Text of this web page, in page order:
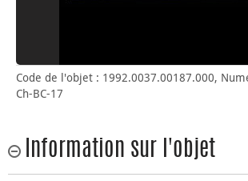
Code de l'objet : 1992.0037.00187.000,
Ch-BC-17
Information sur l'objet